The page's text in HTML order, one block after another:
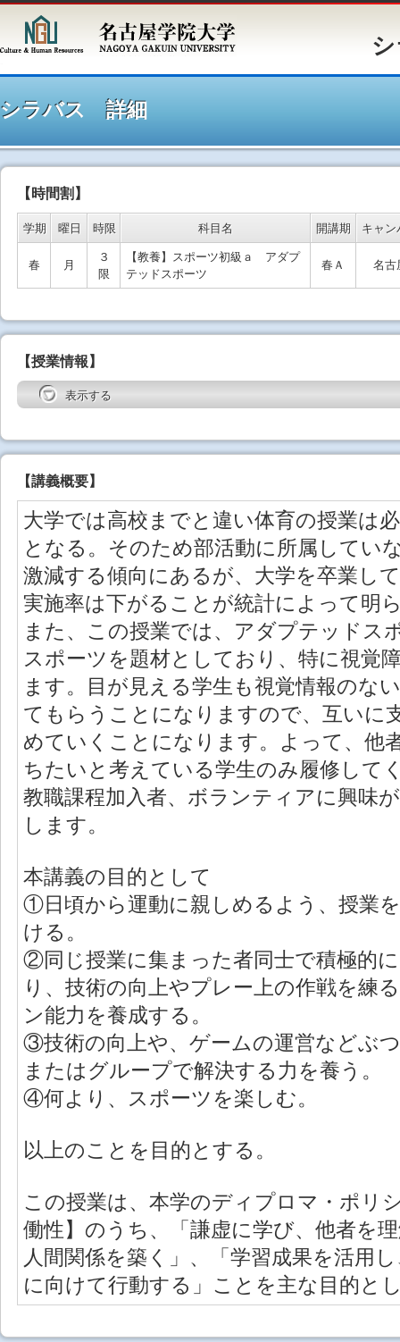
シラバ
シラバス 詳細
【時間割】
学期 曜日 時限 科目名 開講期 キャン
春 月
３
限
【教養】スポーツ初級ａ アダプ
テッドスポーツ
春Ａ 名古
【授業情報】
表示する
【講義概要】
大学では高校までと違い体育の授業は
となる。そのため部活動に所属してい
激減する傾向にあるが、大学を卒業し
実施率は下がることが統計によって明
また、この授業では、アダプテッドス
スポーツを題材としており、特に視覚
ます。目が見える学生も視覚情報のな
てもらうことになりますので、互いに
めていくことになります。よって、他
ちたいと考えている学生のみ履修して
教職課程加入者、ボランティアに興味
します。
本講義の目的として
①日頃から運動に親しめるよう、授業
ける。
②同じ授業に集まった者同士で積極的
り、技術の向上やプレー上の作戦を練
ン能力を養成する。
③技術の向上や、ゲームの運営などぶ
またはグループで解決する力を養う。
④何より、スポーツを楽しむ。
以上のことを目的とする。
この授業は、本学のディプロマ・ポリ
働性】のうち、「謙虚に学び、他者を
人間関係を築く」、「学習成果を活用
に向けて行動する」ことを主な目的と